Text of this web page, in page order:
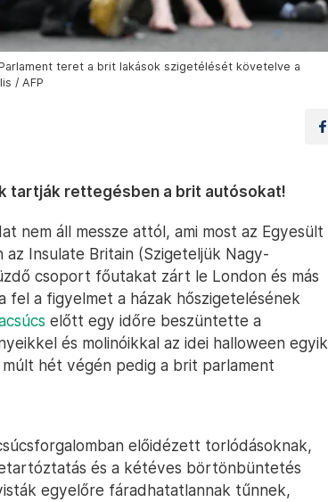
teret a brit lakások szigetélését követelve a
/ AFP
tartják rettegésben a brit autósokat!
nem áll messze attól, ami most az Egyesült
Insulate Britain (Szigeteljük Nagy-
csoport főutakat zárt le London és más
a figyelmet a házak hőszigetelésének
előtt egy időre beszüntette a
és molinóikkal az idei halloween egyik
hét végén pedig a brit parlament
előidézett torlódásoknak,
és a kétéves börtönbüntetés
egyelőre fáradhatatlannak tűnnek,